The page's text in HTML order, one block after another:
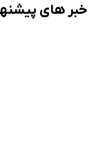
خبر های